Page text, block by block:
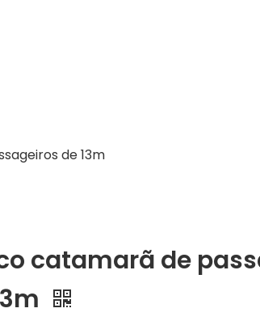
de 13m
catamarã de